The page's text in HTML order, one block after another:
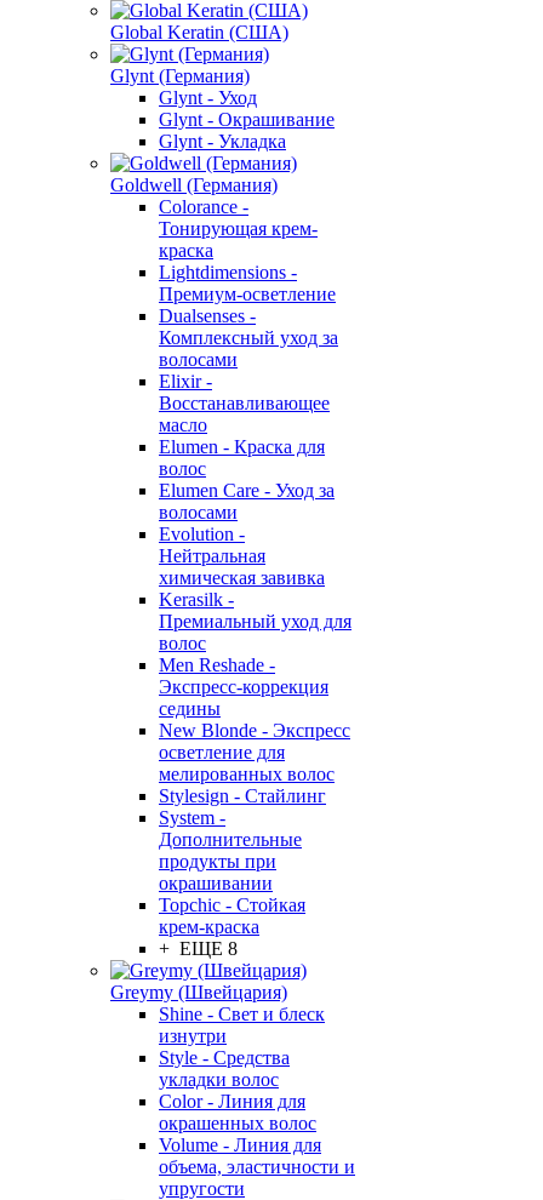
Global Keratin (США)
Glynt (Германия)
Glynt - Уход
Glynt - Окрашивание
Glynt - Укладка
Goldwell (Германия)
Colorance -
Тонирующая крем-
краска
Lightdimensions -
Премиум-осветление
Dualsenses -
Комплексный уход за
волосами
Elixir -
Восстанавливающее
масло
Elumen - Краска для
волос
Elumen Care - Уход за
волосами
Evolution -
Нейтральная
химическая завивка
Kerasilk -
Премиальный уход для
волос
Men Reshade -
Экспресс-коррекция
седины
New Blonde - Экспресс
осветление для
мелированных волос
Stylesign - Стайлинг
System -
Дополнительные
продукты при
окрашивании
Topchic - Стойкая
крем-краска
+ ЕЩЕ 8
Greymy (Швейцария)
Shine - Свет и блеск
изнутри
Style - Средства
укладки волос
Color - Линия для
окрашенных волос
Volume - Линия для
объема, эластичности и
упругости